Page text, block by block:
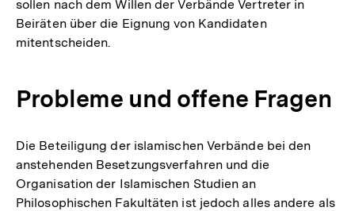
sollen nach dem Willen der Verbände Vertreter in
Beiräten über die Eignung von Kandidaten
mitentscheiden.
Probleme und offene Fragen
Die Beteiligung der islamischen Verbände bei den
anstehenden Besetzungsverfahren und die
Organisation der Islamischen Studien an
Philosophischen Fakultäten ist jedoch alles andere als